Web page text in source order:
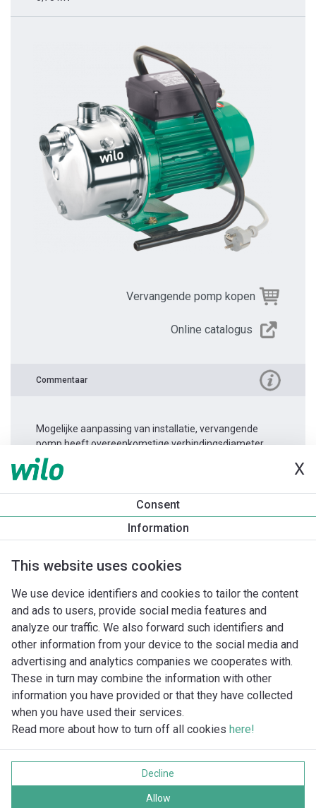
X
Consent
Information
This website uses cookies
We use device identifiers and cookies to tailor the content
and ads to users, provide social media features and
analyze our traffic. We also forward such identifiers and
other information from your device to the social media and
advertising and analytics companies we cooperates with.
These in turn may combine the information with other
information you have provided or that they have collected
when you have used their services.
Read more about how to turn off all cookies here!
Decline
Allow
Vervangende pomp kopen
Online catalogus
Commentaar
Mogelijke aanpassing van installatie, vervangende
pomp heeft overeenkomstige verbindingsdiameter.
Productinformatie
Imprint
Gegevensbescherming
Alle rechten voorbehouden